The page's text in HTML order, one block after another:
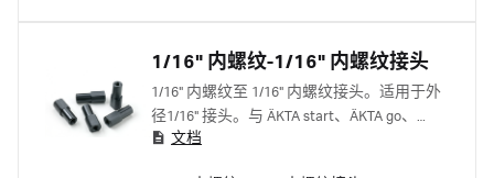
1/16" 内螺纹-1/16" 内螺纹接头
1/16" 内螺纹至 1/16" 内螺纹接头。适用于外
径1/16" 接头。与 ÄKTA start、ÄKTA go、
ÄKTA pure 和 ÄKTA avant 配套使用。 与下列
文档